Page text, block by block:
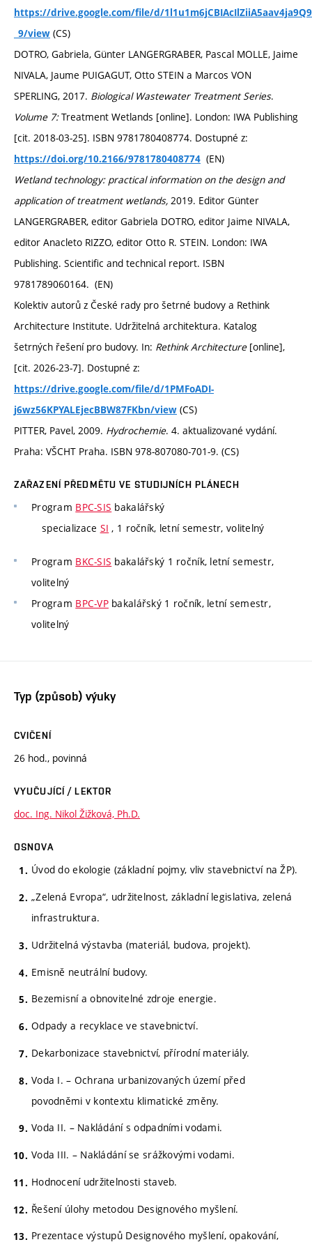
https://drive.google.com/file/d/
_9/view (CS)
DOTRO, Gabriela, Günter LANGERGRABER, Pascal MOLLE, Jaime
NIVALA, Jaume PUIGAGUT, Otto STEIN a Marcos VON
SPERLING, 2017. Biological Wastewater Treatment Series.
Volume 7:Treatment Wetlands [online]. London: IWA Publishing
[cit. 2018-03-25]. ISBN 9781780408774. Dostupné z:
https://doi.org/10.2166/9781780408774 (EN)
Wetland technology: practical information on the design and
application of treatment wetlands, 2019. Editor Günter
LANGERGRABER, editor Gabriela DOTRO, editor Jaime NIVALA,
editor Anacleto RIZZO, editor Otto R. STEIN. London: IWA
Publishing. Scientific and technical report. ISBN
9781789060164. (EN)
Kolektiv autorů z České rady pro šetrné budovy a Rethink
Architecture Institute. Udržitelná architektura. Katalog
šetrných řešení pro budovy. In: Rethink Architecture[online],
[cit. 2026-23-7]. Dostupné z:
https://drive.google.com/file/d/1PMFoADI-
j6wz56KPYALEjecBBW87FKbn/view (CS)
PITTER, Pavel, 2009. Hydrochemie. 4. aktualizované vydání.
Praha: VŠCHT Praha. ISBN 978-807080-701-9. (CS)
ZAŘAZENÍ PŘEDMĚTU VE STUDIJNÍCH PLÁNECH
Program BPC-SIS bakalářský
specializace SI , 1 ročník, letní semestr, volitelný
Program BKC-SIS bakalářský 1 ročník, letní semestr,
volitelný
Program BPC-VPbakalářský 1 ročník, letní semestr,
volitelný
Typ (způsob) výuky
CVIČENÍ
26 hod., povinná
VYUČUJÍCÍ / LEKTOR
doc. Ing. Nikol Žižková, Ph.D.
OSNOVA
Úvod do ekologie (základní pojmy, vliv stavebnictví na ŽP).
„Zelená Evropa“, udržitelnost, základní legislativa, zelená
infrastruktura.
Udržitelná výstavba (materiál, budova, projekt).
Emisně neutrální budovy.
Bezemisní a obnovitelné zdroje energie.
Odpady a recyklace ve stavebnictví.
Dekarbonizace stavebnictví, přírodní materiály.
Voda I. – Ochrana urbanizovaných území před
povodněmi v kontextu klimatické změny.
Voda II. – Nakládání s odpadními vodami.
Voda III. – Nakládání se srážkovými vodami.
Hodnocení udržitelnosti staveb.
Řešení úlohy metodou Designového myšlení.
Prezentace výstupů Designového myšlení, opakování,